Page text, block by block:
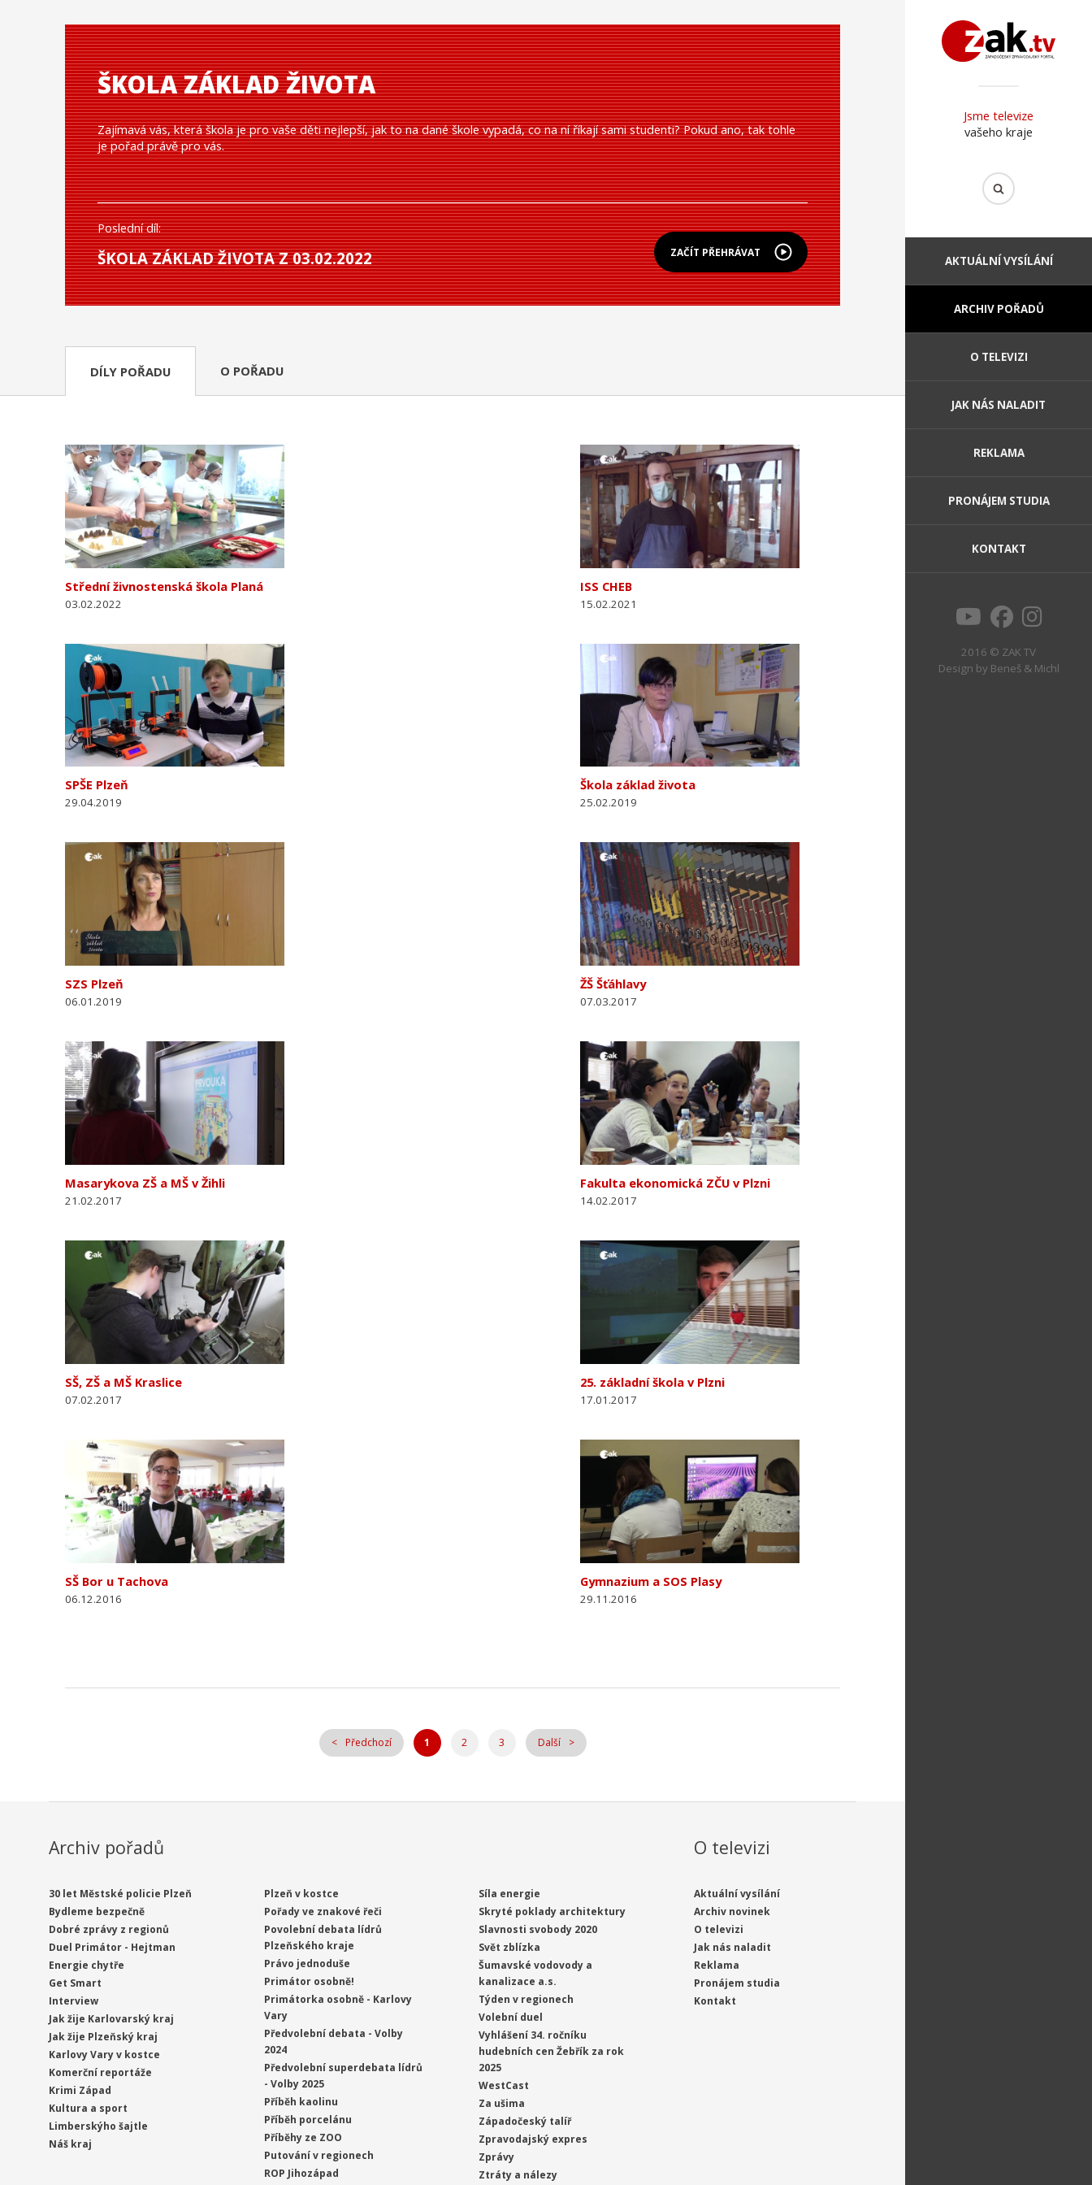
Jsme televize
vašeho kraje
AKTUÁLNÍ VYSÍLÁNÍ
ARCHIV POŘADŮ
O TELEVIZI
JAK NÁS NALADIT
REKLAMA
PRONÁJEM STUDIA
KONTAKT
2016 © ZAK TV
Design by Beneš & Michl
ŠKOLA ZÁKLAD ŽIVOTA
Zajímavá vás, která škola je pro vaše děti nejlepší, jak to na dané škole vypadá, co na ní říkají sami studenti? Pokud ano, tak tohle
je pořad právě pro vás.
ZAČÍT PŘEHRÁVAT
Poslední díl:
ŠKOLA ZÁKLAD ŽIVOTA Z 03.02.2022
DÍLY POŘADU O POŘADU
Střední živnostenská škola Planá
03.02.2022
ISS CHEB
15.02.2021
SPŠE Plzeň
29.04.2019
Škola základ života
25.02.2019
SZS Plzeň
06.01.2019
ŽŠ Šťáhlavy
07.03.2017
Masarykova ZŠ a MŠ v Žihli
21.02.2017
Fakulta ekonomická ZČU v Plzni
14.02.2017
SŠ, ZŠ a MŠ Kraslice
07.02.2017
25. základní škola v Plzni
17.01.2017
SŠ Bor u Tachova
06.12.2016
Gymnazium a SOS Plasy
29.11.2016
Předchozí 1 2 3 Další
Archiv pořadů
30 let Městské policie Plzeň
Bydleme bezpečně
Dobré zprávy z regionů
Duel Primátor - Hejtman
Energie chytře
Get Smart
Interview
Jak žije Karlovarský kraj
Jak žije Plzeňský kraj
Karlovy Vary v kostce
Komerční reportáže
Krimi Západ
Kultura a sport
Limberskýho šajtle
Náš kraj
Plzeň v kostce
Pořady ve znakové řeči
Povolební debata lídrů
Plzeňského kraje
Právo jednoduše
Primátor osobně!
Primátorka osobně - Karlovy
Vary
Předvolební debata - Volby
2024
Předvolební superdebata lídrů
- Volby 2025
Příběh kaolinu
Příběh porcelánu
Příběhy ze ZOO
Putování v regionech
ROP Jihozápad
Síla energie
Skryté poklady architektury
Slavnosti svobody 2020
Svět zblízka
Šumavské vodovody a
kanalizace a.s.
Týden v regionech
Volební duel
Vyhlášení 34. ročníku
hudebních cen Žebřík za rok
2025
WestCast
Za ušima
Západočeský talíř
Zpravodajský expres
Zprávy
Ztráty a nálezy
O televizi
Aktuální vysílání
Archiv novinek
O televizi
Jak nás naladit
Reklama
Pronájem studia
Kontakt